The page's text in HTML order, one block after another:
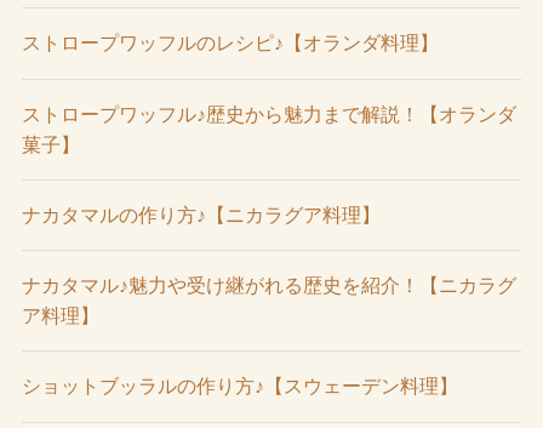
ストロープワッフルのレシピ♪【オランダ料理】
ストロープワッフル♪歴史から魅力まで解説！【オランダ
菓子】
ナカタマルの作り方♪【ニカラグア料理】
ナカタマル♪魅力や受け継がれる歴史を紹介！【ニカラグ
ア料理】
ショットブッラルの作り方♪【スウェーデン料理】